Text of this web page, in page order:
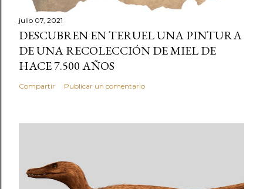
julio 07, 2021
DESCUBREN EN TERUEL UNA PINTURA
DE UNA RECOLECCIÓN DE MIEL DE
HACE 7.500 AÑOS
Compartir Publicar un comentario